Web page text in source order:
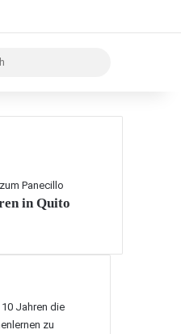
in Quito
Jahren die
zu